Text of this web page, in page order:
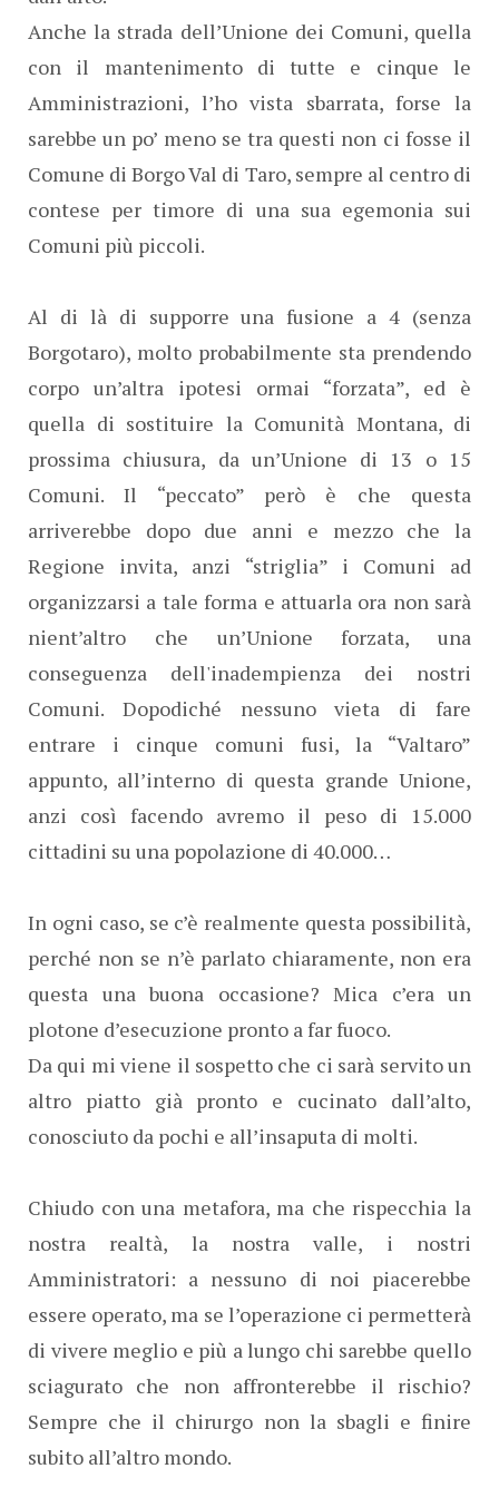
Anche la strada dell’Unione dei Comuni, quella
con il mantenimento di tutte e cinque le
Amministrazioni, l’ho vista sbarrata, forse la
sarebbe un po’ meno se tra questi non ci fosse il
Comune di Borgo Val di Taro, sempre al centro di
contese per timore di una sua egemonia sui
Comuni più piccoli.
Al di là di supporre una fusione a 4 (senza
Borgotaro), molto probabilmente sta prendendo
corpo un’altra ipotesi ormai “forzata”, ed è
quella di sostituire la Comunità Montana, di
prossima chiusura, da un’Unione di 13 o 15
Comuni. Il “peccato” però è che questa
arriverebbe dopo due anni e mezzo che la
Regione invita, anzi “striglia” i Comuni ad
organizzarsi a tale forma e attuarla ora non sarà
nient’altro che un’Unione forzata, una
conseguenza dell'inadempienza dei nostri
Comuni. Dopodiché nessuno vieta di fare
entrare i cinque comuni fusi, la “Valtaro”
appunto, all’interno di questa grande Unione,
anzi così facendo avremo il peso di 15.000
cittadini su una popolazione di 40.000…
In ogni caso, se c’è realmente questa possibilità,
perché non se n’è parlato chiaramente, non era
questa una buona occasione? Mica c’era un
plotone d’esecuzione pronto a far fuoco.
Da qui mi viene il sospetto che ci sarà servito un
altro piatto già pronto e cucinato dall’alto,
conosciuto da pochi e all’insaputa di molti.
Chiudo con una metafora, ma che rispecchia la
nostra realtà, la nostra valle, i nostri
Amministratori: a nessuno di noi piacerebbe
essere operato, ma se l’operazione ci permetterà
di vivere meglio e più a lungo chi sarebbe quello
sciagurato che non affronterebbe il rischio?
Sempre che il chirurgo non la sbagli e finire
subito all’altro mondo.